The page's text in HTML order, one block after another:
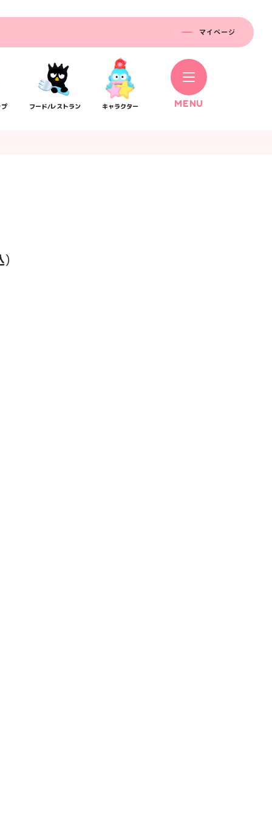
マイページ
MENU
フード/レストラン キャラクター
）